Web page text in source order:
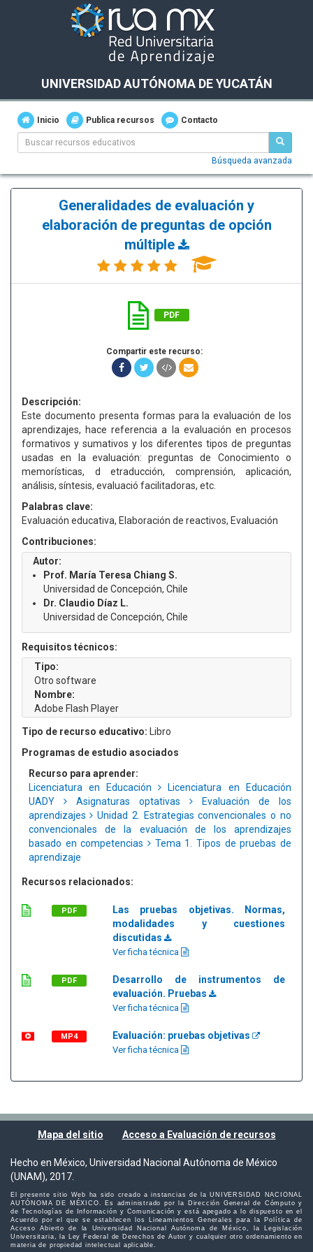
UNIVERSIDAD AUTÓNOMA DE YUCATÁN
Inicio Publica recursos Contacto
Búsqueda avanzada
Generalidades de evaluación y
elaboración de preguntas de opción
múltiple
PDF
Compartir este recurso:
Descripción:
Este documento presenta formas para la evaluación de los
aprendizajes, hace referencia a la evaluación en procesos
formativos y sumativos y los diferentes tipos de preguntas
usadas en la evaluación: preguntas de Conocimiento o
memorísticas, d etraducción, comprensión, aplicación,
análisis, síntesis, evaluació facilitadoras, etc.
Palabras clave:
Evaluación educativa, Elaboración de reactivos, Evaluación
Contribuciones:
Autor:
Prof. María Teresa Chiang S.
Universidad de Concepción, Chile
Dr. Claudio Díaz L.
Universidad de Concepción, Chile
Requisitos técnicos:
Tipo:
Otro software
Nombre:
Adobe Flash Player
Tipo de recurso educativo: Libro
Programas de estudio asociados
Recurso para aprender:
Licenciatura en Educación
Licenciatura en Educación
UADY
Asignaturas optativas
Evaluación de los
aprendizajes
Unidad 2. Estrategias convencionales o no
convencionales de la evaluación de los aprendizajes
basado en competencias
Tema 1. Tipos de pruebas de
aprendizaje
Recursos relacionados:
PDF
Las pruebas objetivas. Normas,
modalidades y cuestiones
discutidas
Ver ficha técnica
PDF
Desarrollo de instrumentos de
evaluación. Pruebas
Ver ficha técnica
MP4 Evaluación: pruebas objetivas
Ver ficha técnica
Mapa del sitio Acceso a Evaluación de recursos
Hecho en México, Universidad Nacional Autónoma de México
(UNAM), 2017.
El presente sitio Web ha sido creado a instancias de la UNIVERSIDAD NACIONAL
AUTÓNOMA DE MÉXICO. Es administrado por la Dirección General de Cómputo y
de Tecnologías de Información y Comunicación y está apegado a lo dispuesto en el
Acuerdo por el que se establecen los Lineamientos Generales para la Política de
Acceso Abierto de la Universidad Nacional Autónoma de México, la Legislación
Universitaria, la Ley Federal de Derechos de Autor y cualquier otro ordenamiento en
materia de propiedad intelectual aplicable.